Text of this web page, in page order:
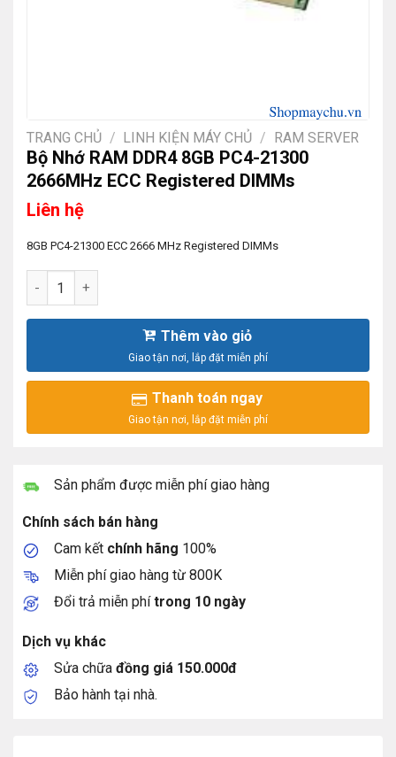
TRANG CHỦ / LINH KIỆN MÁY CHỦ / RAM SERVER
Bộ Nhớ RAM DDR4 8GB PC4-21300
2666MHz ECC Registered DIMMs
Liên hệ
8GB PC4-21300 ECC 2666 MHz Registered DIMMs
Bộ Nhớ RAM DDR4 8GB PC4-21300 2666MHz ECC
Thêm vào giỏ
Thanh toán ngay
Sản phẩm được miễn phí giao hàng
Chính sách bán hàng
Cam kết chính hãng 100%
Miễn phí giao hàng từ 800K
Đổi trả miễn phítrong 10 ngày
Dịch vụ khác
Sửa chữa đồng giá 150.000đ
Bảo hành tại nhà.